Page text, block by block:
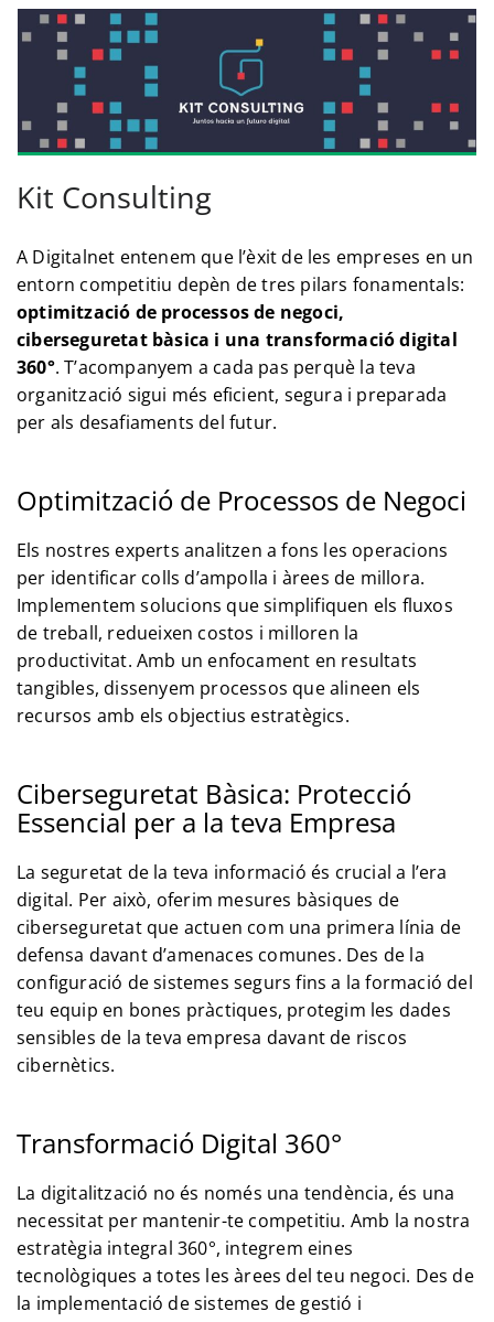
Kit Consulting
A Digitalnet entenem que l’èxit de les empreses en un
entorn competitiu depèn de tres pilars fonamentals:
optimització de processos de negoci,
ciberseguretat bàsica i una transformació digital
360°. T’acompanyem a cada pas perquè la teva
organització sigui més eficient, segura i preparada
per als desafiaments del futur.
Optimització de Processos de Negoci
Els nostres experts analitzen a fons les operacions
per identificar colls d’ampolla i àrees de millora.
Implementem solucions que simplifiquen els fluxos
de treball, redueixen costos i milloren la
productivitat. Amb un enfocament en resultats
tangibles, dissenyem processos que alineen els
recursos amb els objectius estratègics.
Ciberseguretat Bàsica: Protecció
Essencial per a la teva Empresa
La seguretat de la teva informació és crucial a l’era
digital. Per això, oferim mesures bàsiques de
ciberseguretat que actuen com una primera línia de
defensa davant d’amenaces comunes. Des de la
configuració de sistemes segurs fins a la formació del
teu equip en bones pràctiques, protegim les dades
sensibles de la teva empresa davant de riscos
cibernètics.
Transformació Digital 360°
La digitalització no és només una tendència, és una
necessitat per mantenir-te competitiu. Amb la nostra
estratègia integral 360°, integrem eines
tecnològiques a totes les àrees del teu negoci. Des de
la implementació de sistemes de gestió i